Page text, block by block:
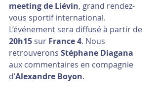
meeting de Liévin, grand rendez-
vous sportif international.
L’événement sera diffusé à partir de
20h15 sur France 4. Nous
retrouverons Stéphane Diagana
aux commentaires en compagnie
d’Alexandre Boyon.